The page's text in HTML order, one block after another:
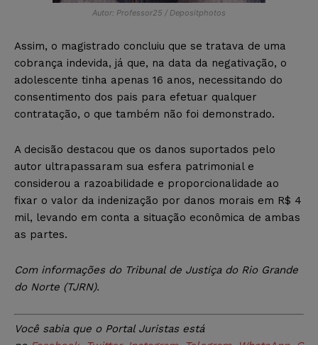
Autor: Professor25 / Depositphotos
Assim, o magistrado concluiu que se tratava de uma
cobrança indevida, já que, na data da negativação, o
adolescente tinha apenas 16 anos, necessitando do
consentimento dos pais para efetuar qualquer
contratação, o que também não foi demonstrado.
A decisão destacou que os danos suportados pelo
autor ultrapassaram sua esfera patrimonial e
considerou a razoabilidade e proporcionalidade ao
fixar o valor da indenização por danos morais em R$ 4
mil, levando em conta a situação econômica de ambas
as partes.
Com informações do Tribunal de Justiça do Rio Grande
do Norte (TJRN).
Você sabia que o Portal Juristas está